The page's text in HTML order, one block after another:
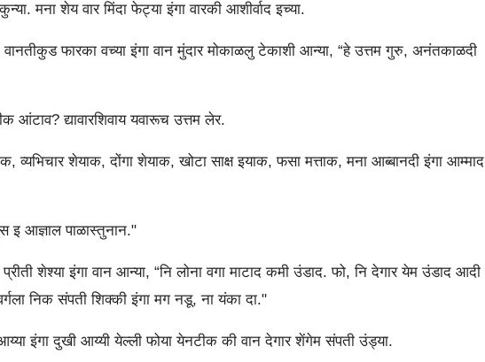
मना शेय वार मिंदा फेट्या इंगा वारकी आशीर्वाद इच्या.
फारका वच्या इंगा वान मुंदार मोकाळलु टेकाशी आन्या, “हे उत्तम गुरु, अनंतकाळदी
आंटाव? द्यावारशिवाय यवारूच उत्तम लेर.
शेयाक, दोंगा शेयाक, खोटा साक्ष इयाक, फसा मत्ताक, मना आब्बानदी इंगा आम्माद
इ आज्ञाल पाळास्तुनान."
शेश्या इंगा वान आन्या, “नि लोना वगा माटाद कमी उंडाद. फो, नि देगार येम उंडाद आदी
निक संपती शिक्की इंगा मग नडू, ना यंका दा."
इंगा दुखी आय्यी येल्ली फोया येनटीक की वान देगार शेंगेम संपती उंड्या.